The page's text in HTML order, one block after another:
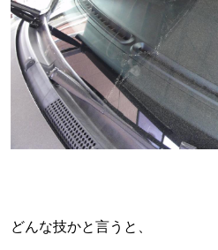
どんな技かと言うと、